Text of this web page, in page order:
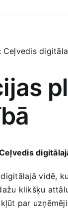
vidē,
klikšķu
par